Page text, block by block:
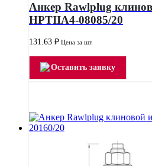
Анкер Rawlplug
HPTIIA4-08085/20
131.63 ₽ Цена за шт.
Оставить заявку